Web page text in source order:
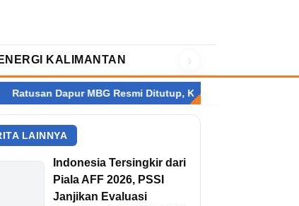
ENERGI KALIMANTAN ›
Dapur MBG Resmi Ditutup, Kalimantan Terbanyak
LAINNYA
Indonesia Tersingkir dari
Piala AFF 2026, PSSI
Janjikan Evaluasi